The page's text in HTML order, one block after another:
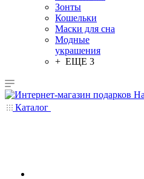
Зонты
Кошельки
Маски для сна
Модные
украшения
+ ЕЩЕ 3
Каталог